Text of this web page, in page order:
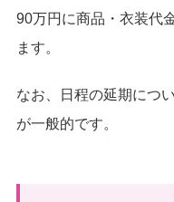
90万円に商品・衣装代
ます。
なお、日程の延期につ
が一般的です。